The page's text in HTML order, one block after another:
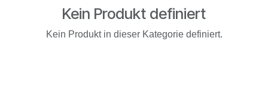
Kein Produkt definiert
Kein Produkt in dieser Kategorie definiert.